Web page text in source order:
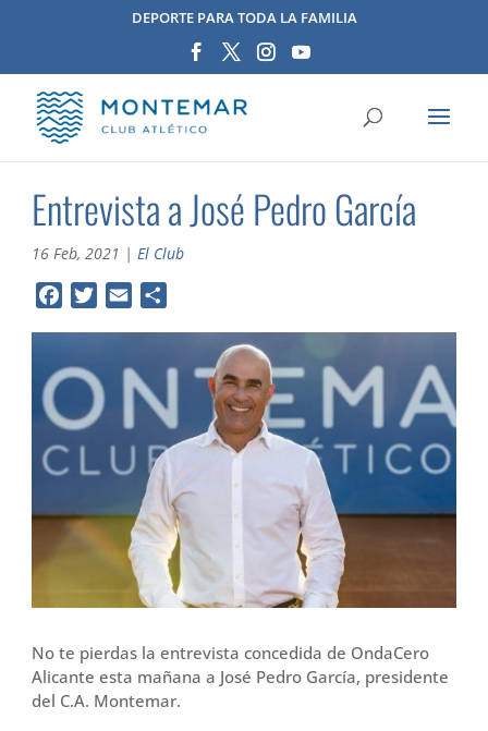
DEPORTE PARA TODA LA FAMILIA
Entrevista a José Pedro García
16 Feb, 2021 |El Club
e
o
o
k
t
t
e
i
p
r
t
r
No te pierdas la entrevista concedida de OndaCero
Alicante esta mañana a José Pedro García, presidente
del C.A. Montemar.